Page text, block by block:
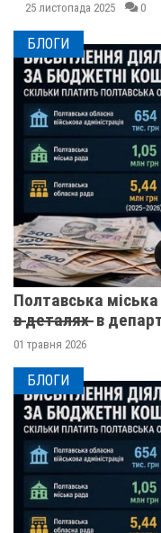
25 листопада 2025 0
БЛОГИ
Полтавська
в̶ ̶д̶е̶т̶а̶л̶я̶х̶ ̶ в
01 травня 2026
БЛОГИ